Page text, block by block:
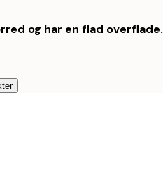
og har en flad overflade.